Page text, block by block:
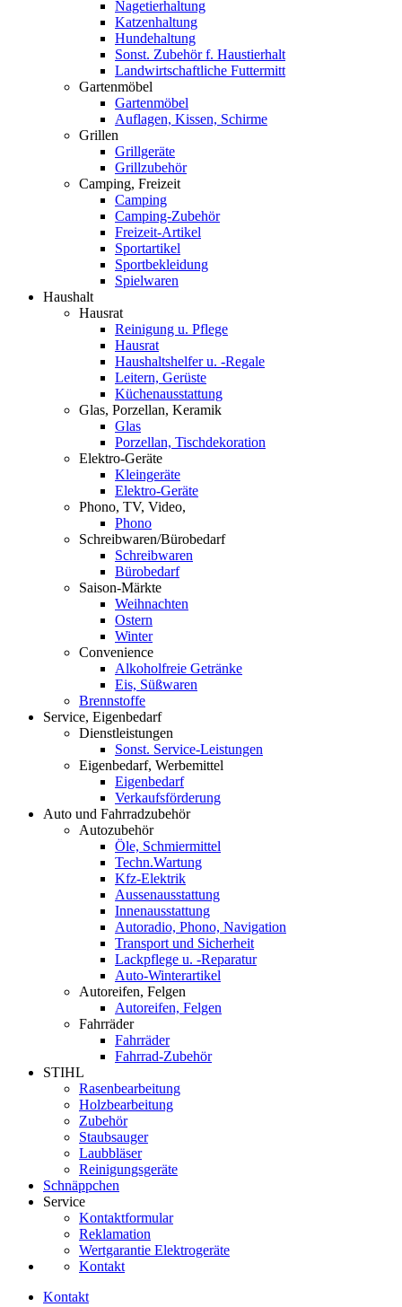
Nagetierhaltung
Katzenhaltung
Hundehaltung
Sonst. Zubehör f. Haustierhalt
Landwirtschaftliche Futtermitt
Gartenmöbel
Gartenmöbel
Auflagen, Kissen, Schirme
Grillen
Grillgeräte
Grillzubehör
Camping, Freizeit
Camping
Camping-Zubehör
Freizeit-Artikel
Sportartikel
Sportbekleidung
Spielwaren
Haushalt
Hausrat
Reinigung u. Pflege
Hausrat
Haushaltshelfer u. -Regale
Leitern, Gerüste
Küchenausstattung
Glas, Porzellan, Keramik
Glas
Porzellan, Tischdekoration
Elektro-Geräte
Kleingeräte
Elektro-Geräte
Phono, TV, Video,
Phono
Schreibwaren/Bürobedarf
Schreibwaren
Bürobedarf
Saison-Märkte
Weihnachten
Ostern
Winter
Convenience
Alkoholfreie Getränke
Eis, Süßwaren
Brennstoffe
Service, Eigenbedarf
Dienstleistungen
Sonst. Service-Leistungen
Eigenbedarf, Werbemittel
Eigenbedarf
Verkaufsförderung
Auto und Fahrradzubehör
Autozubehör
Öle, Schmiermittel
Techn.Wartung
Kfz-Elektrik
Aussenausstattung
Innenausstattung
Autoradio, Phono, Navigation
Transport und Sicherheit
Lackpflege u. -Reparatur
Auto-Winterartikel
Autoreifen, Felgen
Autoreifen, Felgen
Fahrräder
Fahrräder
Fahrrad-Zubehör
STIHL
Rasenbearbeitung
Holzbearbeitung
Zubehör
Staubsauger
Laubbläser
Reinigungsgeräte
Schnäppchen
Service
Kontaktformular
Reklamation
Wertgarantie Elektrogeräte
Kontakt
Kontakt